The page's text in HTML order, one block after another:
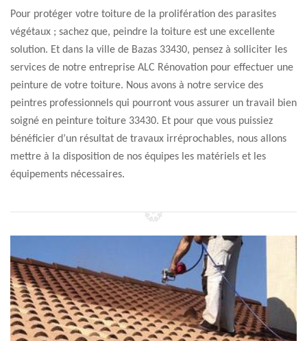
Pour protéger votre toiture de la prolifération des parasites
végétaux ; sachez que, peindre la toiture est une excellente
solution. Et dans la ville de Bazas 33430, pensez à solliciter les
services de notre entreprise ALC Rénovation pour effectuer une
peinture de votre toiture. Nous avons à notre service des
peintres professionnels qui pourront vous assurer un travail bien
soigné en peinture toiture 33430. Et pour que vous puissiez
bénéficier d’un résultat de travaux irréprochables, nous allons
mettre à la disposition de nos équipes les matériels et les
équipements nécessaires.